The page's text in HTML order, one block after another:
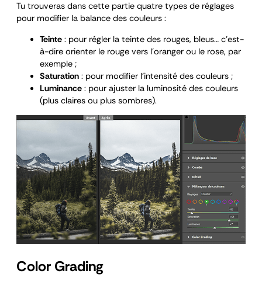
Tu trouveras dans cette partie quatre types de réglages
pour modifier la balance des couleurs :
Teinte : pour régler la teinte des rouges, bleus… c’est-
à-dire orienter le rouge vers l’oranger ou le rose, par
exemple ;
Saturation : pour modifier l’intensité des couleurs ;
Luminance : pour ajuster la luminosité des couleurs
(plus claires ou plus sombres).
Color Grading